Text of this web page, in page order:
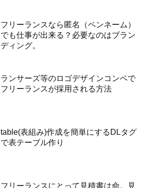
フリーランスなら匿名（ペンネーム）
でも仕事が出来る？必要なのはブラン
ディング。
ランサーズ等のロゴデザインコンペで
フリーランスが採用される方法
table(表組み)作成を簡単にするDLタグ
で表テーブル作り
フリーランスにとって見積書は命。見